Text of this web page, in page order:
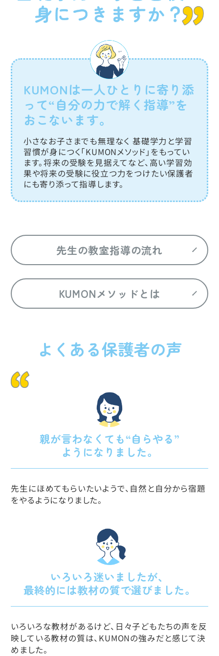
ます。 ※会費は消費税、教材費を含みます。
KUMONは一人ひとりに寄り添
って“自分の力で解く指導”を
おこないます。
小さなお子さまでも無理なく 基礎学力と学習
習慣が身につく「KUMONメソッド」をもってい
ます。将来の受験を見据えてなど、高い学習効
果や将来の受験に役立つ力をつけたい保護者
にも寄り添って指導します。
先生の教室指導の流れ
KUMONメソッドとは
よくある保護者の声
親が言わなくても“自らやる”
ようになりました。
先生にほめてもらいたいようで、自然と自分から宿題
をやるようになりました。
いろいろ迷いましたが、
最終的には教材の質で選びました。
いろいろな教材があるけど、日々子どもたちの声を反
映している教材の質は、KUMONの強みだと感じて決
めました。